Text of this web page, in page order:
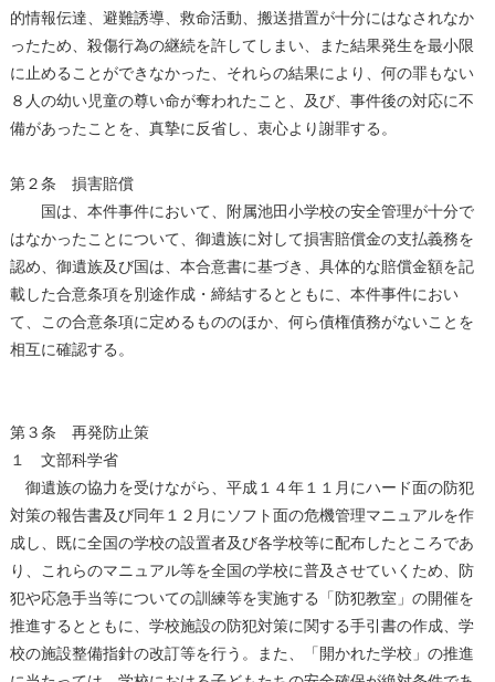
的情報伝達、避難誘導、救命活動、搬送措置が十分にはなされなか
ったため、殺傷行為の継続を許してしまい、また結果発生を最小限
に止めることができなかった、それらの結果により、何の罪もない
８人の幼い児童の尊い命が奪われたこと、及び、事件後の対応に不
備があったことを、真摯に反省し、衷心より謝罪する。
第２条 損害賠償
国は、本件事件において、附属池田小学校の安全管理が十分で
はなかったことについて、御遺族に対して損害賠償金の支払義務を
認め、御遺族及び国は、本合意書に基づき、具体的な賠償金額を記
載した合意条項を別途作成・締結するとともに、本件事件におい
て、この合意条項に定めるもののほか、何ら債権債務がないことを
相互に確認する。
第３条 再発防止策
１ 文部科学省
御遺族の協力を受けながら、平成１４年１１月にハード面の防犯
対策の報告書及び同年１２月にソフト面の危機管理マニュアルを作
成し、既に全国の学校の設置者及び各学校等に配布したところであ
り、これらのマニュアル等を全国の学校に普及させていくため、防
犯や応急手当等についての訓練等を実施する「防犯教室」の開催を
推進するとともに、学校施設の防犯対策に関する手引書の作成、学
校の施設整備指針の改訂等を行う。また、「開かれた学校」の推進